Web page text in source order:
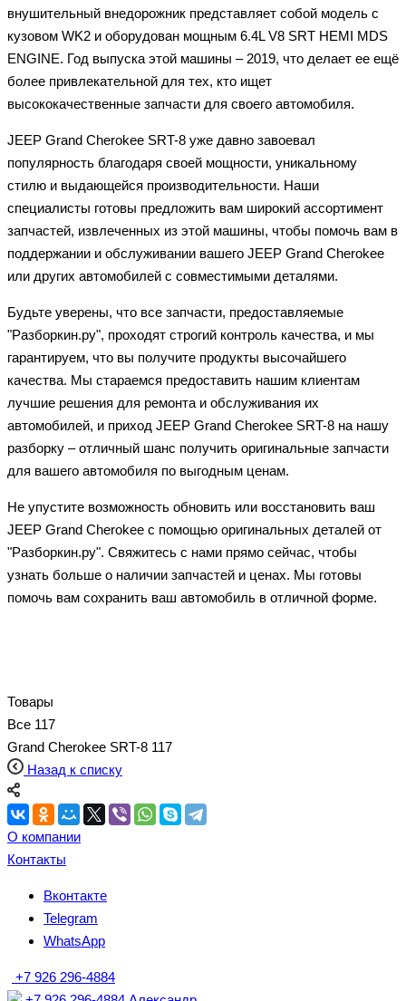
внушительный внедорожник представляет собой модель с
кузовом WK2 и оборудован мощным 6.4L V8 SRT HEMI MDS
ENGINE. Год выпуска этой машины – 2019, что делает ее ещё
более привлекательной для тех, кто ищет
высококачественные запчасти для своего автомобиля.
JEEP Grand Cherokee SRT-8 уже давно завоевал
популярность благодаря своей мощности, уникальному
стилю и выдающейся производительности. Наши
специалисты готовы предложить вам широкий ассортимент
запчастей, извлеченных из этой машины, чтобы помочь вам в
поддержании и обслуживании вашего JEEP Grand Cherokee
или других автомобилей с совместимыми деталями.
Будьте уверены, что все запчасти, предоставляемые
"Разборкин.ру", проходят строгий контроль качества, и мы
гарантируем, что вы получите продукты высочайшего
качества. Мы стараемся предоставить нашим клиентам
лучшие решения для ремонта и обслуживания их
автомобилей, и приход JEEP Grand Cherokee SRT-8 на нашу
разборку – отличный шанс получить оригинальные запчасти
для вашего автомобиля по выгодным ценам.
Не упустите возможность обновить или восстановить ваш
JEEP Grand Cherokee с помощью оригинальных деталей от
"Разборкин.ру". Свяжитесь с нами прямо сейчас, чтобы
узнать больше о наличии запчастей и ценах. Мы готовы
помочь вам сохранить ваш автомобиль в отличной форме.
Товары
Все 117
Grand Cherokee SRT-8 117
Назад к списку
О компании
Контакты
Вконтакте
Telegram
WhatsApp
+7 926 296-4884